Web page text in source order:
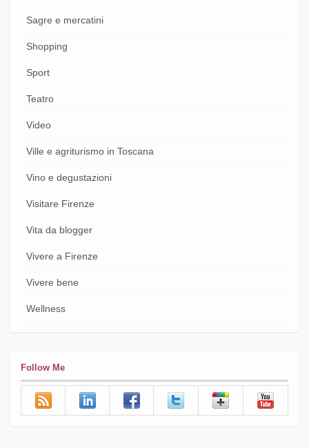
Sagre e mercatini
Shopping
Sport
Teatro
Video
Ville e agriturismo in Toscana
Vino e degustazioni
Visitare Firenze
Vita da blogger
Vivere a Firenze
Vivere bene
Wellness
Follow Me